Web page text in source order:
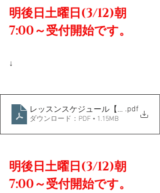
明後日土曜日(3/12)朝
7:00～受付開始です。
↓
レッスンスケジュール【予約可能
.pdf
ダウンロード：PDF • 1.15MB
明後日土曜日(3/12)朝
7:00～受付開始です。